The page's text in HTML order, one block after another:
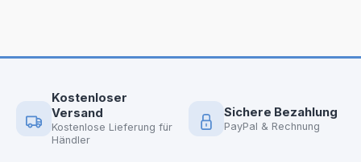
Kostenloser
Versand
Kostenlose Lieferung für
Händler
Sichere Bezahlung
PayPal & Rechnung